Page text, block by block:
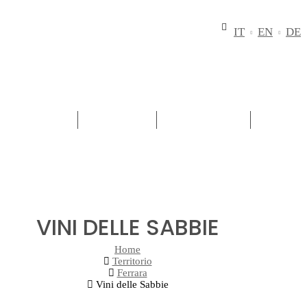
IT EN DE
VINI DELLE SABBIE
Home
Territorio
Ferrara
Vini delle Sabbie